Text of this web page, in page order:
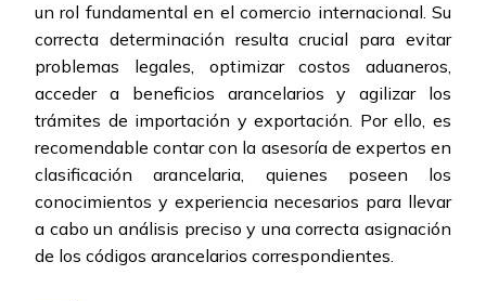
un rol fundamental en el comercio internacional. Su
correcta determinación resulta crucial para evitar
problemas legales, optimizar costos aduaneros,
acceder a beneficios arancelarios y agilizar los
trámites de importación y exportación. Por ello, es
recomendable contar con la asesoría de expertos en
clasificación arancelaria, quienes poseen los
conocimientos y experiencia necesarios para llevar
a cabo un análisis preciso y una correcta asignación
de los códigos arancelarios correspondientes.